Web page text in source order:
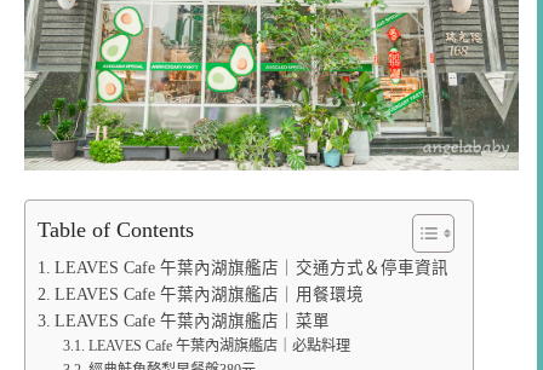
Table of Contents
LEAVES Cafe 午葉內湖旗艦店｜交通方式＆停車資訊
LEAVES Cafe 午葉內湖旗艦店｜用餐環境
LEAVES Cafe 午葉內湖旗艦店｜菜單
LEAVES Cafe 午葉內湖旗艦店｜必點料理